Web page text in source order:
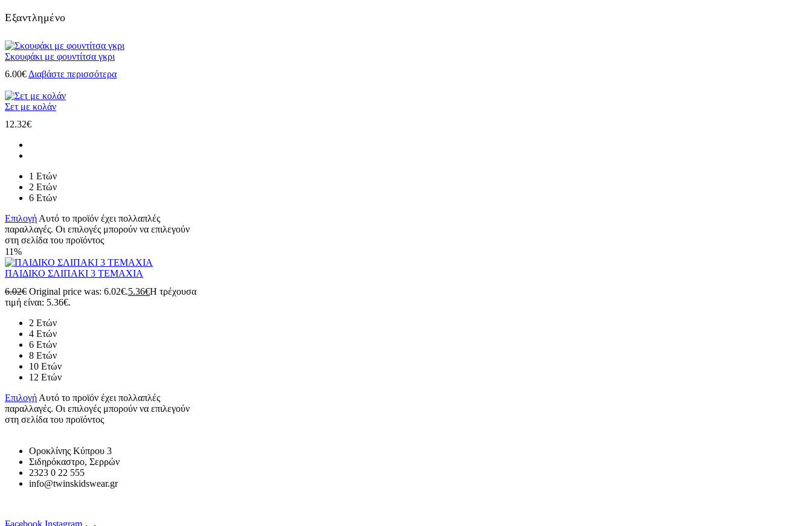
Εξαντλημένο
Σκουφάκι με φουντίτσα γκρι
6.00€ Διαβάστε περισσότερα
Σετ με κολάν
12.32€
1 Ετών
2 Ετών
6 Ετών
ΕπιλογήΑυτό το προϊόν έχει πολλαπλές
παραλλαγές. Οι επιλογές μπορούν να επιλεγούν
στη σελίδα του προϊόντος
11%
ΠΑΙΔΙΚΟ ΣΛΙΠΑΚΙ 3 ΤΕΜΑΧΙΑ
6.02€ Original price was: 6.02€.5.36€Η τρέχουσα
τιμή είναι: 5.36€.
2 Ετών
4 Ετών
6 Ετών
8 Ετών
10 Ετών
12 Ετών
Επιλογή Αυτό το προϊόν έχει πολλαπλές
παραλλαγές. Οι επιλογές μπορούν να επιλεγούν
στη σελίδα του προϊόντος
Οροκλίνης Κύπρου 3
Σιδηρόκαστρο, Σερρών
2323 0 22 555
info@twinskidswear.gr
Facebook Instagram